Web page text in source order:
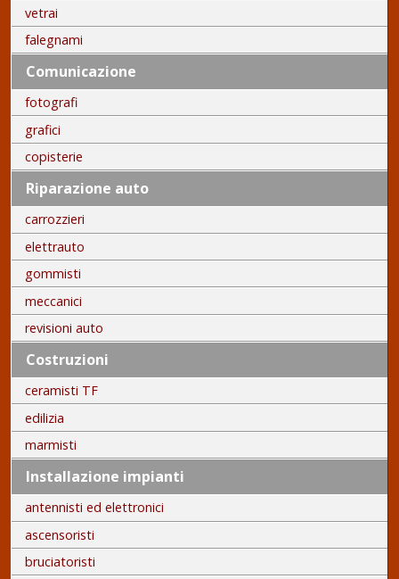
vetrai
falegnami
Comunicazione
fotografi
grafici
copisterie
Riparazione auto
carrozzieri
elettrauto
gommisti
meccanici
revisioni auto
Costruzioni
ceramisti TF
edilizia
marmisti
Installazione impianti
antennisti ed elettronici
ascensoristi
bruciatoristi